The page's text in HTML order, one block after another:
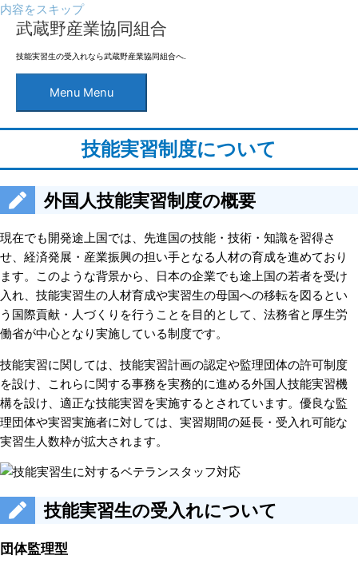
内容をスキップ
武蔵野産業協同組合
技能実習生の受入れなら武蔵野産業協同組合へ.
Menu Menu
技能実習制度について
外国人技能実習制度の概要
現在でも開発途上国では、先進国の技能・技術・知識を習得さ
せ、経済発展・産業振興の担い手となる人材の育成を進めており
ます。このような背景から、日本の企業でも途上国の若者を受け
入れ、技能実習生の人材育成や実習生の母国への移転を図るとい
う国際貢献・人づくりを行うことを目的として、法務省と厚生労
働省が中心となり実施している制度です。
技能実習に関しては、技能実習計画の認定や監理団体の許可制度
を設け、これらに関する事務を実務的に進める外国人技能実習機
構を設け、適正な技能実習を実施するとされています。優良な監
理団体や実習実施者に対しては、実習期間の延長・受入れ可能な
実習生人数枠が拡大されます。
技能実習生の受入れについて
団体監理型